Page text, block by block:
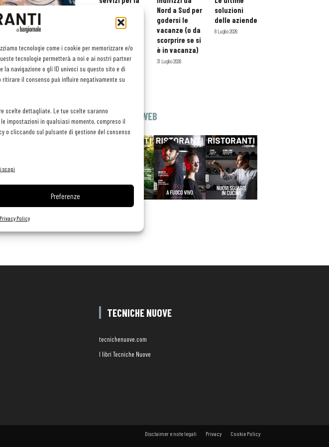
tecnologie come i cookie per memorizzare e/o
tecnologie permetterà a noi e ai nostri partner
navigazione o gli ID univoci su questo sito e di
il consenso può influire negativamente su
scelte dettagliate. Le tue scelte saranno
impostazioni in qualsiasi momento, compreso il
o cliccando sul pulsante di gestione del consenso
scopi
Preferenze
Privacy Policy
contenuto sponsorizzato
per
locale
orario esteso
e tessera
professionisti
HoReCa
29 Luglio 2026
Nord a Sud per
godersi le
vacanze (o da
scorprire se si
è in vacanza)
31 Luglio 2026
soluzioni
delle aziende
8 Luglio 2026
EDICOLA WEB
TECNICHE NUOVE
tecnichenuove.com
I libri Tecniche Nuove
Disclaimer e note legali Privacy Cookie Policy